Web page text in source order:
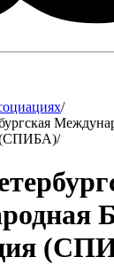
/
(СПИБА)/